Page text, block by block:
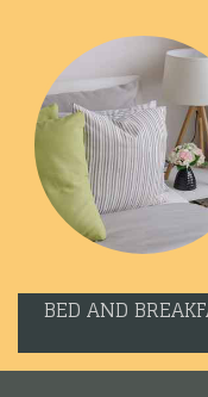
BED AND